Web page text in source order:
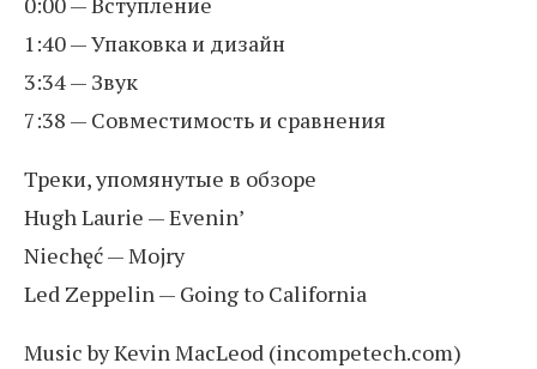
1:40 — Упаковка и дизайн
3:34 — Звук
7:38 — Совместимость и сравнения
Треки, упомянутые в обзоре
Hugh Laurie — Evenin’
Niechęć — Mojry
Led Zeppelin — Going to California
Music by Kevin MacLeod (incompetech.com)